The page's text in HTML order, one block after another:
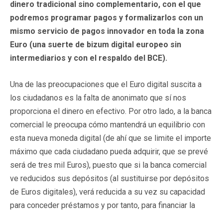
dinero tradicional sino complementario, con el que
podremos programar pagos y formalizarlos con un
mismo servicio de pagos innovador en toda la zona
Euro (una suerte de bizum digital europeo sin
intermediarios y con el respaldo del BCE).
Una de las preocupaciones que el Euro digital suscita a
los ciudadanos es la falta de anonimato que sí nos
proporciona el dinero en efectivo. Por otro lado, a la banca
comercial le preocupa cómo mantendrá un equilibrio con
esta nueva moneda digital (de ahí que se limite el importe
máximo que cada ciudadano pueda adquirir, que se prevé
será de tres mil Euros), puesto que si la banca comercial
ve reducidos sus depósitos (al sustituirse por depósitos
de Euros digitales), verá reducida a su vez su capacidad
para conceder préstamos y por tanto, para financiar la